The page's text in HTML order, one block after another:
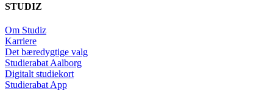
STUDIZ
Om Studiz
Karriere
Det bæredygtige valg
Studierabat Aalborg
Digitalt studiekort
Studierabat App